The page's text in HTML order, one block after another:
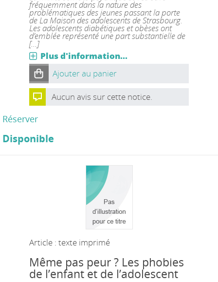
fréquemment dans la nature des
problématiques des jeunes passant la porte
de La Maison des adolescents de Strasbourg.
Les adolescents diabétiques et obèses ont
d’emblée représenté une part substantielle de
[...]
Plus d'information...
Ajouter au panier
Aucun avis sur cette notice.
Réserver
Disponible
Article : texte imprimé
Même pas peur ? Les phobies
de l’enfant et de l’adolescent